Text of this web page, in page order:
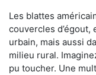
Les blattes
couvercles
urbain, mais aussi
milieu rural.
pu toucher. Une